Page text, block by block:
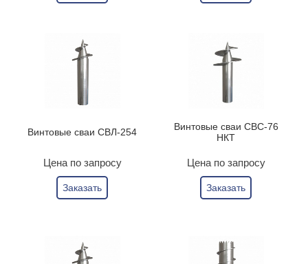
Винтовые сваи СВЛ-254
Цена по запросу
Заказать
Винтовые сваи СВС-76
НКТ
Цена по запросу
Заказать